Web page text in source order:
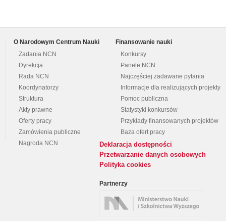
O Narodowym Centrum Nauki
Zadania NCN
Dyrekcja
Rada NCN
Koordynatorzy
Struktura
Akty prawne
Oferty pracy
Zamówienia publiczne
Nagroda NCN
Finansowanie nauki
Konkursy
Panele NCN
Najczęściej zadawane pytania
Informacje dla realizujących projekty
Pomoc publiczna
Statystyki konkursów
Przykłady finansowanych projektów
Baza ofert pracy
Deklaracja dostępności
Przetwarzanie danych osobowych
Polityka cookies
Partnerzy